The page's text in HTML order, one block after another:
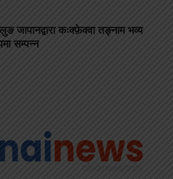
जापानद्वारा कःक्फ़ेक्वा तङ्नाम भव्य
सम्पन्न